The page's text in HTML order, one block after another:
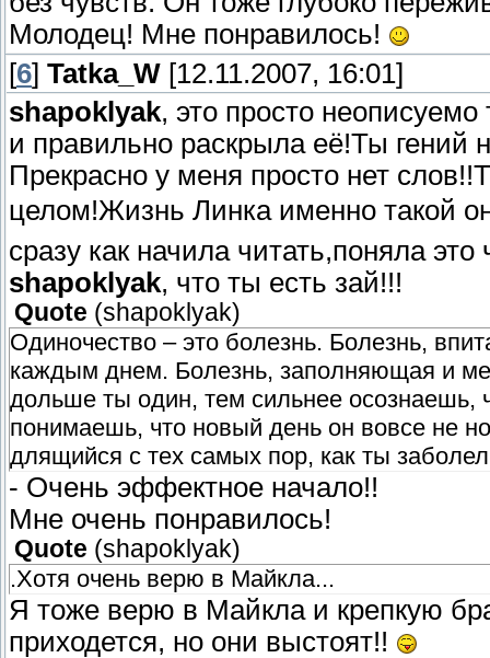
Молодец! Мне понравилось!
[6] Tatka_W [12.11.2007, 16:01]
shapoklyak, это просто
и правильно раскрыла её!Ты гений
Прекрасно у меня просто нет
целом!Жизнь Линка именно такой
сразу как начила читать,поняла
shapoklyak, что ты есть зай!!!
Quote (shapoklyak)
Одиночество – это болезнь. Болезнь,
каждым днем. Болезнь, заполняющая и
дольше ты один, тем сильнее осознаешь,
понимаешь, что новый день он вовсе не
длящийся с тех самых пор, как ты
- Очень эффектное начало!!
Мне очень понравилось!
Quote (shapoklyak)
.Хотя очень верю в Майкла...
Я тоже верю в Майкла и крепкую
приходется, но они выстоят!!